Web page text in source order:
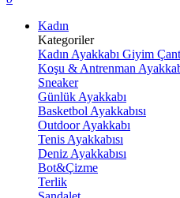
Kadın
Kategoriler
Kadın Ayakkabı Giyim
Koşu & Antrenman
Sneaker
Günlük Ayakkabı
Basketbol Ayakkabısı
Outdoor Ayakkabı
Tenis Ayakkabısı
Deniz Ayakkabısı
Bot&Çizme
Terlik